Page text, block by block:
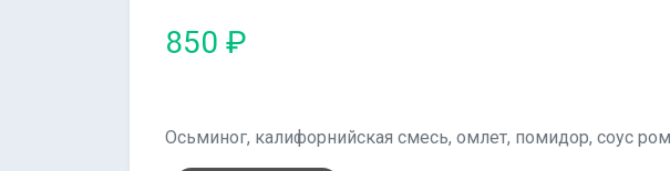
850 ₽
Осьминог, калифорнийская смесь, омлет, помидор, соус